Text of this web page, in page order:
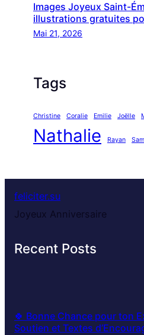
Images Joyeux Saint-
illustrations gratuites
Mai 21, 2026
Tags
Christine Coralie Emilie Joëlle
Nathalie Rayan
feliciter.su
Joyeux Anniversaire
Recent Posts
🍀 Bonne Chance pour ton
Soutien et Textes